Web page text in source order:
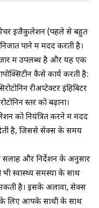
इजैकुलेशन (पहले से बहुत
पाने में मदद करती है।
में उपलब्ध है और यह एक
कैसे कार्य करती है:
रीअप्टेक्टर इंहिबिटर
स्तर को बढ़ाना।
को नियंत्रित करने में मदद
देती है, जिससे सेक्स के समय
सलाह और निर्देशन के अनुसार
भी स्वास्थ्य समस्या के साथ
है। इसके अलावा, सेक्स
के लिए आपके साथी के साथ